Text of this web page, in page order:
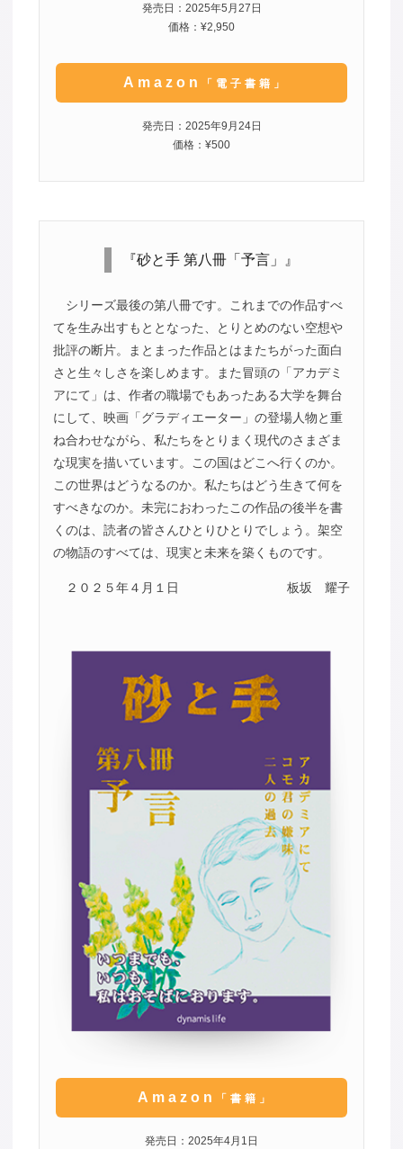
発売日：2025年5月27日
価格：¥2,950
Amazon 「電子書籍」
発売日：2025年9月24日
価格：¥500
『砂と手 第八冊「予言」』
シリーズ最後の第八冊です。これまでの作品すべ
てを生み出すもととなった、とりとめのない空想や
批評の断片。まとまった作品とはまたちがった面白
さと生々しさを楽しめます。また冒頭の「アカデミ
アにて」は、作者の職場でもあったある大学を舞台
にして、映画「グラディエーター」の登場人物と重
ね合わせながら、私たちをとりまく現代のさまざま
な現実を描いています。この国はどこへ行くのか。
この世界はどうなるのか。私たちはどう生きて何を
すべきなのか。未完におわったこの作品の後半を書
くのは、読者の皆さんひとりひとりでしょう。架空
の物語のすべては、現実と未来を築くものです。
２０２５年４月１日 板坂 耀子
Amazon 「書籍」
発売日：2025年4月1日